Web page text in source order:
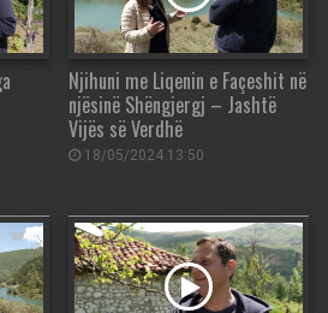
Njihuni me Liqenin e Façeshit në
njësinë Shëngjergj – Jashtë
Vijës së Verdhë
18/05/2024 13:50